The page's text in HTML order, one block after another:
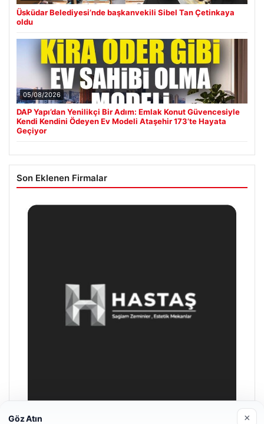
Üsküdar Belediyesi’nde başkanvekili Sibel Tan Çetinkaya
oldu
05/08/2026
DAP Yapı’dan Yenilikçi Bir Adım: Emlak Konut Güvencesiyle
Kendi Kendini Ödeyen Ev Modeli Ataşehir 173’te Hayata
Geçiyor
Son Eklenen Firmalar
Göz Atın ×